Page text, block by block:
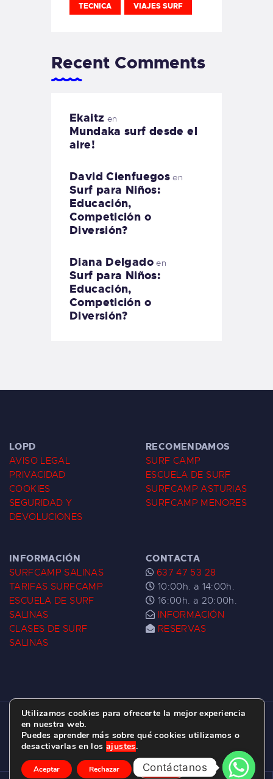
TECNICA VIAJES SURF
Recent Comments
Ekaitz en
Mundaka surf desde el
aire!
David Cienfuegos en
Surf para Niños:
Educación,
Competición o
Diversión?
Diana Delgadoen
Surf para Niños:
Educación,
Competición o
Diversión?
LOPD
AVISO LEGAL
PRIVACIDAD
COOKIES
SEGURIDAD Y
DEVOLUCIONES
RECOMENDAMOS
SURF CAMP
ESCUELA DE SURF
SURFCAMP ASTURIAS
SURFCAMP MENORES
INFORMACIÓN
SURFCAMP SALINAS
TARIFAS SURFCAMP
ESCUELA DE SURF
SALINAS
CLASES DE SURF
SALINAS
CONTACTA
637 47 53 28
10:00h. a 14:00h.
16:00h. a 20:00h.
INFORMACIÓN
RESERVAS
ESCUELA DE SURF LAS DUNAS ©
2026.
C/ BERNARDO ÁLVAREZ GALAN 1, SALINAS
(ASTURIAS)
Utilizamos cookies para ofrecerte la mejor experiencia
en nuestra web.
Puedes aprender más sobre qué cookies utilizamos o
desactivarlas en los ajustes.
Aceptar Rechazar Ajustes
Contáctanos